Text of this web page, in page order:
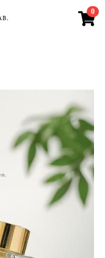
0
×